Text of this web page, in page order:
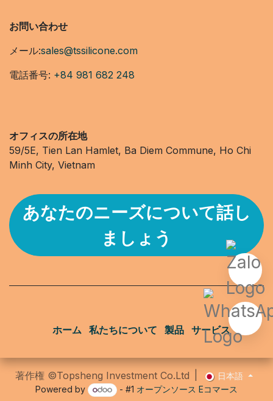
お問い合わせ
メール:sales@tssilicone.com
電話番号: +84 981 682 248
オフィスの所在地
59/5E, Tien Lan Hamlet, Ba Diem Commune, Ho Chi
Minh City, Vietnam
あなたのニーズについて話し
ましょう
ホーム 私たちについて 製品 サービス
著作権 ©Topsheng Investment Co.Ltd
日本語
Powered by
- #1 オープンソース Eコマース